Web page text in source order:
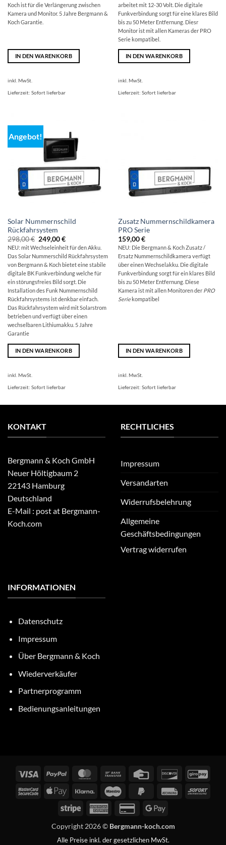
Koch ist für die Verlängerung zwischen
Kamera und Monitor. 5 Jahre Bergmann &
Koch Garantie.
IN DEN WARENKORB
inkl. MwSt.
Lieferzeit: Sofort lieferbar
arbeitet mit 12-30 Volt. Die digitale
Funkverbindung sorgt für eine klares Bild
bis zu 50 Meter Entfernung. Diesr
Monitor ist mit allen Kameras der PRO
Serie kompatibel.
IN DEN WARENKORB
inkl. MwSt.
Lieferzeit: Sofort lieferbar
Angebot!
Solar Nummernschild
Rückfahrsystem
298,00€ Ursprünglicher
Preis
war:
298,00 €
249,00€Aktueller
Preis
ist:
249,00 €.
NEU: mit Wechseleinheit für den Akku.
Das Solar Nummerschild Rückfahrsystem
von Bergmann & Koch bietet eine stabile
digitale BK Funkverbindung welche für
ein störungsfreies Bild sorgt. Die
Installation des Funk Nummernschild
Rückfahrsystems ist denkbar einfach.
Das Rückfahrsystem wird mit Solarstrom
betrieben und verfügt über einen
wechselbaren Lithiumakku. 5 Jahre
Garantie
IN DEN WARENKORB
inkl. MwSt.
Lieferzeit: Sofort lieferbar
Zusatz Nummernschildkamera
PRO Serie
159,00€
NEU: Die Bergmann & Koch Zusatz /
Ersatz Nummernschildkamera verfügt
über einen Wechselakku. Die digitale
Funkverbindung sorgt für ein klares Bild
bis zu 50 Meter Entfernung. Diese
Kamera ist mit allen Monitoren der PRO
Seriekompatibel
IN DEN WARENKORB
inkl. MwSt.
Lieferzeit: Sofort lieferbar
KONTAKT
Bergmann & Koch GmbH
Neuer Höltigbaum 2
22143 Hamburg
Deutschland
E-Mail : post at Bergmann-
Koch.com
RECHTLICHES
Impressum
Versandarten
Widerrufsbelehrung
Allgemeine
Geschäftsbedingungen
Vertrag widerrufen
INFORMATIONEN
Datenschutz
Impressum
Über Bergmann & Koch
Wiederverkäufer
Partnerprogramm
Bedienungsanleitungen
Visa PayPal MasterCardBank
Credit
Discover
MasterCardApple
Klarna Maestro
PayPal
Rechung
Stripe
American
Credit
2
Google
Copyright 2026 © Bergmann-koch.com
Alle Preise inkl. der gesetzlichen MwSt.